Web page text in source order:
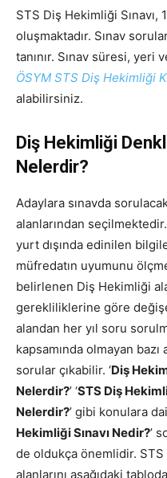
STS Diş Hekimliği
oluşmaktadır. Sınav
tanınır. Sınav süresi, yeri
ÖSYM STS Diş Hekimliği
alabilirsiniz.
Diş Hekimliği
Nelerdir?
Adaylara sınavda
alanlarından
yurt dışında edinilen
müfredatın uyumunu
belirlenen Diş Hekimliği
gerekliliklerine göre
alandan her yıl soru
kapsamında olmayan
sorular çıkabilir. ‘Diş
Nelerdir?’ ‘STS Diş
Nelerdir?’ gibi konulara
Hekimliği Sınavı Nedir?’
de oldukça önemlidir.
alanlarını aşağıdaki